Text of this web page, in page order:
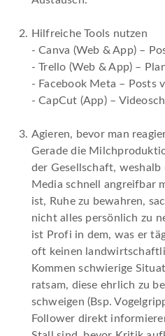
Hilfreiche Tools nutzen
- Canva (Web & App) –
- Trello (Web & App) –
- Facebook Meta – Posts
- CapCut (App) –
Agieren, bevor man
Gerade die
der Gesellschaft, weshalb
Media schnell angreifbar
ist, Ruhe zu bewahren,
nicht alles persönlich zu
ist Profi in dem, was er
oft keinen
Kommen schwierige
ratsam, diese ehrlich zu
schweigen (Bsp.
Follower direkt